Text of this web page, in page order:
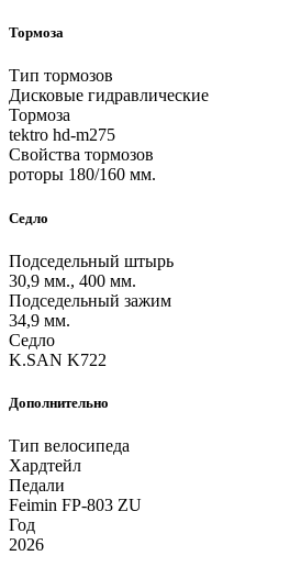
Тормоза
Тип тормозов
Дисковые гидравлические
Тормоза
tektro hd-m275
Свойства тормозов
роторы 180/160 мм.
Седло
Подседельный штырь
30,9 мм., 400 мм.
Подседельный зажим
34,9 мм.
Седло
K.SAN K722
Дополнительно
Тип велосипеда
Хардтейл
Педали
Feimin FP-803 ZU
Год
2026